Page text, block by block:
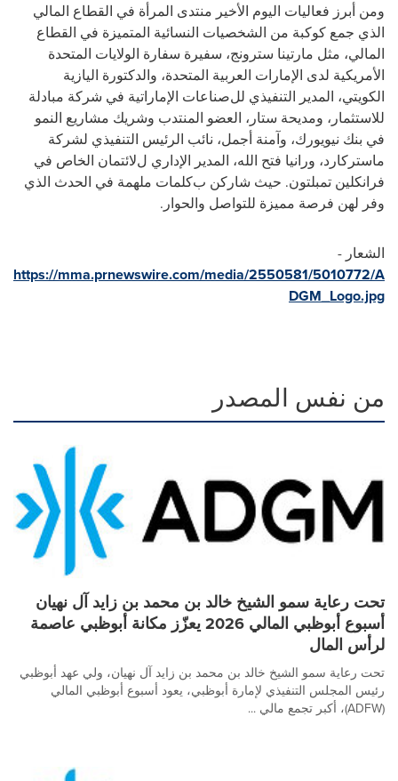
ومن أبرز فعاليات اليوم الأخير منتدى المرأة في القطاع المالي
الذي جمع كوكبة من الشخصيات النسائية المتميزة في القطاع
المالي، مثل مارتينا سترونج، سفيرة سفارة الولايات المتحدة
الأمريكية لدى الإمارات العربية المتحدة، والدكتورة اليازية
الكويتي، المدير التنفيذي للصناعات الإماراتية في شركة مبادلة
للاستثمار، ومديحة ستار ، العضو المنتدب وشريك مشاريع النمو
في بنك نيويورك، وآمنة أجمل، نائب الرئيس التنفيذي لشركة
ماستركارد، ورانيا فتح الله، المدير الإداري للائتمان الخاص في
فرانكلين تمبلتون. حيث شاركن بكلمات ملهمة في الحدث الذي
وفر لهن فرصة مميزة للتواصل والحوار .
الشعار -
https://mma.prnewswire.com/media/2550581/5010772/A
DGM_Logo.jpg
من نفس المصدر
تحت رعاية سمو الشيخ خالد بن محمد بن زايد آل نهيان
أسبوع أبوظبي المالي 2026 يعزّز مكانة أبوظبي عاصمة
لرأس المال
تحت رعاية سمو الشيخ خالد بن محمد بن زايد آل نهيان، ولي عهد أبوظبي
رئيس المجلس التنفيذي لإمارة أبوظبي، يعود أسبوع أبوظبي المالي
(ADFW)، أكبر تجمع مالي ...